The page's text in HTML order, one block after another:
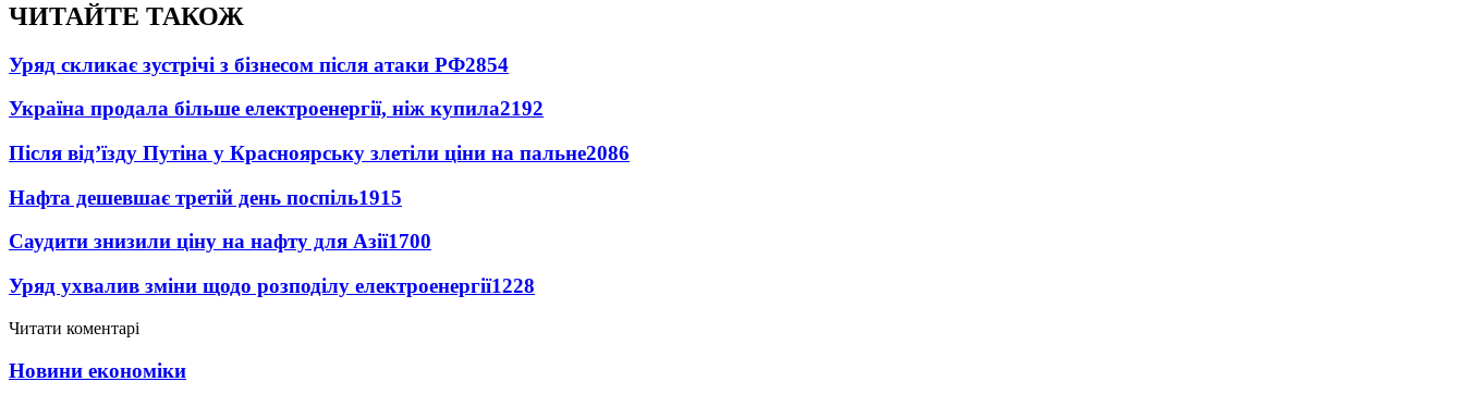
ЧИТАЙТЕ ТАКОЖ
Уряд скликає зустрічі з бізнесом після атаки РФ2854
Україна продала більше електроенергії, ніж купила2192
Після від’їзду Путіна у Красноярську злетіли ціни на пальне2086
Нафта дешевшає третій день поспіль1915
Саудити знизили ціну на нафту для Азії1700
Уряд ухвалив зміни щодо розподілу електроенергії1228
Читати коментарі
Новини економіки